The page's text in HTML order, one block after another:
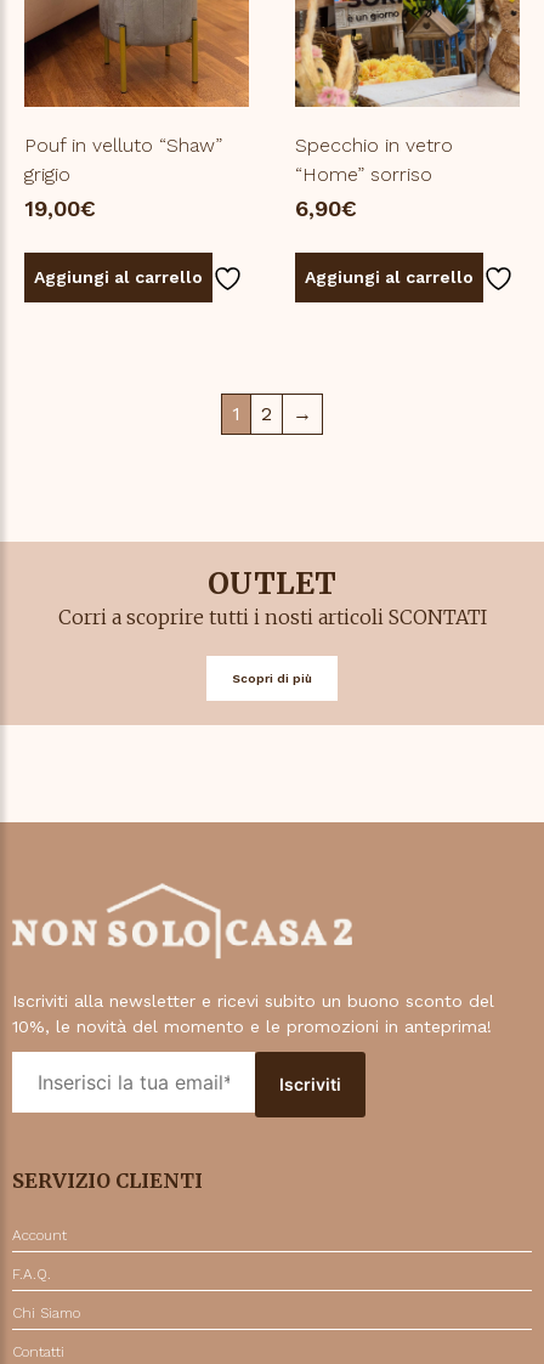
Pouf in velluto “Shaw”
grigio
19,00€
Aggiungi al carrello
Specchio in vetro
“Home” sorriso
6,90€
Aggiungi al carrello
1 2 →
OUTLET
Corri a scoprire tutti i nosti articoli SCONTATI
Scopri di più
Iscriviti alla newsletter e ricevi subito un buono sconto del
10%, le novità del momento e le promozioni in anteprima!
SERVIZIO CLIENTI
Account
F.A.Q.
Chi Siamo
Contatti